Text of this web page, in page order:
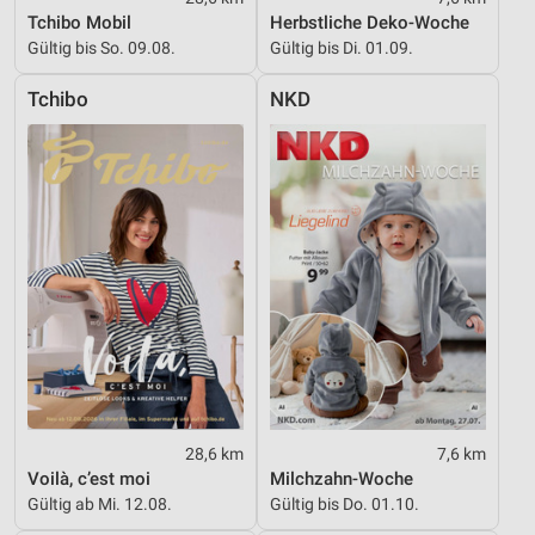
Tchibo Mobil
Gültig bis So. 09.08.
Herbstliche Deko-Woche
Gültig bis Di. 01.09.
Tchibo
28,6 km
Voilà, c’est moi
Gültig ab Mi. 12.08.
NKD
7,6 km
Milchzahn-Woche
Gültig bis Do. 01.10.
Geräte anhand von aktiv angeforderten
Informationen identifizieren
Nicht-IAB-Verarbeitungszwecke:
Notwendig
Performance
Funktional
Werbung